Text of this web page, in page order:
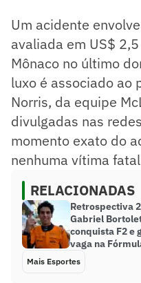
Um acidente
avaliada em US$
Mônaco no último
luxo é associado ao
Norris, da equipe
divulgadas nas
momento exato do
nenhuma vítima
RELACIONADAS
Retrospectiva
Gabriel
conquista F2 e
vaga na
Mais Esportes